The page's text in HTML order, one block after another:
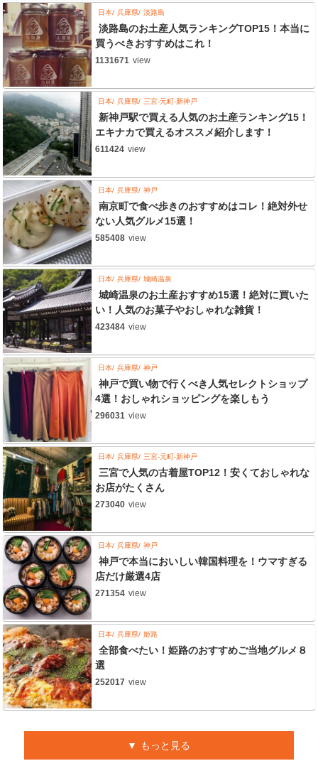
日本 兵庫県 淡路島
淡路島のお土産人気ランキングTOP15！本当に
買うべきおすすめはこれ！
1131671 view
日本 兵庫県 三宮-元町-新神戸
新神戸駅で買える人気のお土産ランキング15！
エキナカで買えるオススメ紹介します！
611424 view
日本 兵庫県 神戸
南京町で食べ歩きのおすすめはコレ！絶対外せ
ない人気グルメ15選！
585408 view
日本 兵庫県 城崎温泉
城崎温泉のお土産おすすめ15選！絶対に買いた
い！人気のお菓子やおしゃれな雑貨！
423484 view
日本 兵庫県 神戸
神戸で買い物で行くべき人気セレクトショップ
4選！おしゃれショッピングを楽しもう
296031 view
日本 兵庫県 三宮-元町-新神戸
三宮で人気の古着屋TOP12！安くておしゃれな
お店がたくさん
273040 view
日本 兵庫県 神戸
神戸で本当においしい韓国料理を！ウマすぎる
店だけ厳選4店
271354 view
日本 兵庫県 姫路
全部食べたい！姫路のおすすめご当地グルメ８
選
252017 view
もっと見る